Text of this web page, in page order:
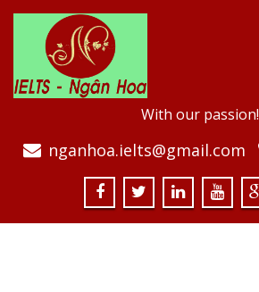
With our passion!
nganhoa.ielts@gmail.com